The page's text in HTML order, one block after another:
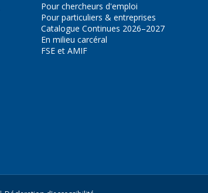
Pour chercheurs d'emploi
Pour particuliers & entreprises
Catalogue Continues 2026–2027
En milieu carcéral
FSE et AMIF